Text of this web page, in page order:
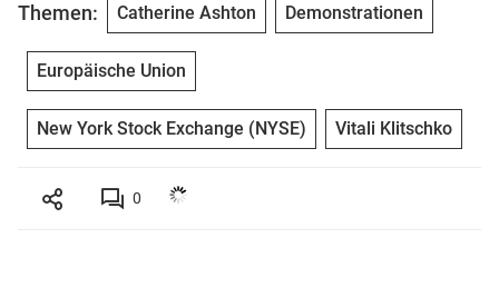
Themen: Catherine Ashton Demonstrationen
Europäische Union
New York Stock Exchange (NYSE) Vitali Klitschko
0